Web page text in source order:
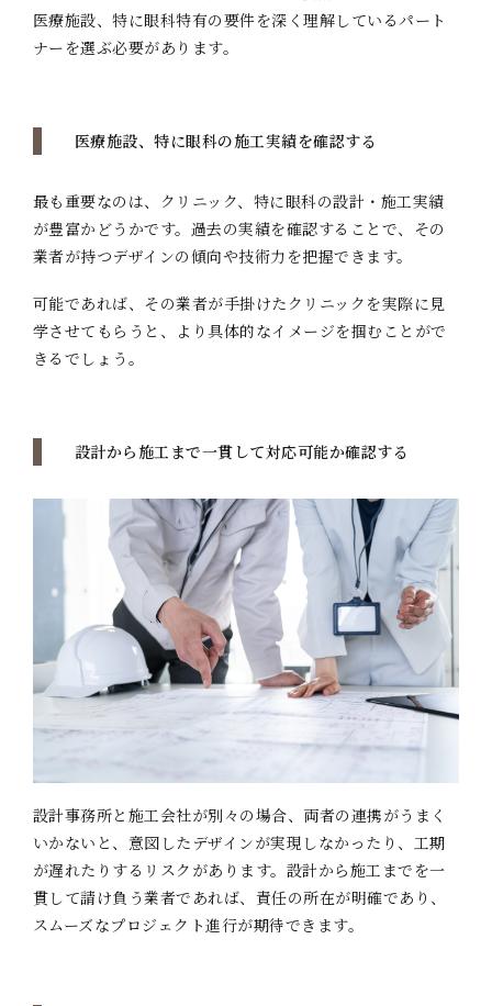
医療施設、特に眼科特有の要件を深く理解しているパート
ナーを選ぶ必要があります。
医療施設、特に眼科の施工実績を確認する
最も重要なのは、クリニック、特に眼科の設計・施工実績
が豊富かどうかです。過去の実績を確認することで、その
業者が持つデザインの傾向や技術力を把握できます。
可能であれば、その業者が手掛けたクリニックを実際に見
学させてもらうと、より具体的なイメージを掴むことがで
きるでしょう。
設計から施工まで一貫して対応可能か確認する
設計事務所と施工会社が別々の場合、両者の連携がうまく
いかないと、意図したデザインが実現しなかったり、工期
が遅れたりするリスクがあります。設計から施工までを一
貫して請け負う業者であれば、責任の所在が明確であり、
スムーズなプロジェクト進行が期待できます。